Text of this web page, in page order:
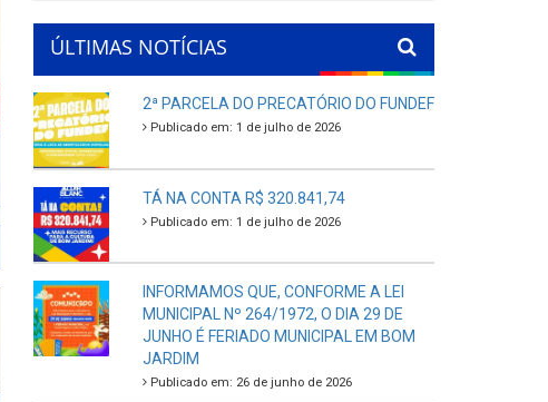
ÚLTIMAS NOTÍCIAS
2ª PARCELA DO PRECATÓRIO DO FUNDEF
Publicado em: 1 de julho de 2026
TÁ NA CONTA R$ 320.841,74
Publicado em: 1 de julho de 2026
INFORMAMOS QUE, CONFORME A LEI
MUNICIPAL Nº 264/1972, O DIA 29 DE
JUNHO É FERIADO MUNICIPAL EM BOM
JARDIM
Publicado em: 26 de junho de 2026